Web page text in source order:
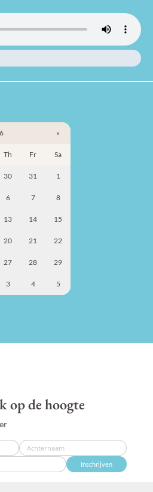
»
Th Fr Sa
30 31 1
6 7 8
13 14 15
20 21 22
27 28 29
3 4 5
op de hoogte
Inschrijven